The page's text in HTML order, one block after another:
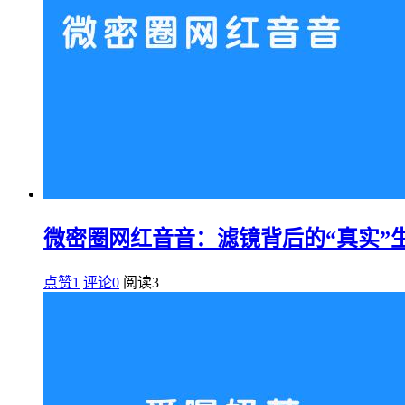
微密圈网红音音：滤镜背后的“真实”
点赞1 评论0 阅读3